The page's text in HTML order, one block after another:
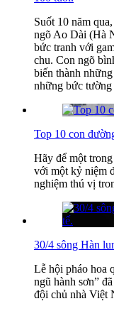
Suốt 10 năm
ngõ Ao Dài (Hà
bức tranh với
chu. Con ngõ
biến thành
những bức tường
Top 10 con
Hãy để một
với một kỷ niệm
nghiệm thú vị
30/4 sông Hàn
Lễ hội pháo hoa
ngũ hành sơn”
đội chủ nhà Việt